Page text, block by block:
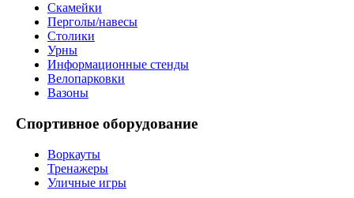
Скамейки
Перголы/навесы
Столики
Урны
Информационные стенды
Велопарковки
Вазоны
Спортивное оборудование
Воркауты
Тренажеры
Уличные игры